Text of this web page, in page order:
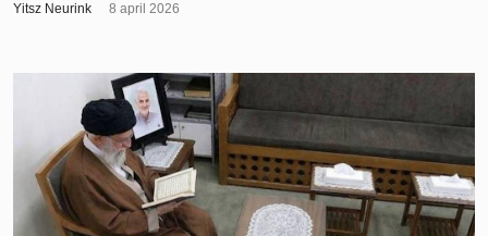
Yitsz Neurink 8 april 2026